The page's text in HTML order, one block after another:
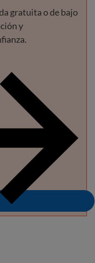
gratuita o de bajo
y